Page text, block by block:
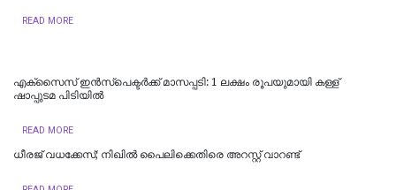
READ MORE
എക്സൈസ് ഇൻസ്‌പെക്ടർക്ക് മാസപ്പടി: 1 ലക്ഷം രൂപയുമായി കള്ള്
ഷാപ്പുടമ പിടിയിൽ
READ MORE
ധീരജ് വധക്കേസ്; നിഖിൽ പൈലിക്കെതിരെ അറസ്റ്റ് വാറണ്ട്